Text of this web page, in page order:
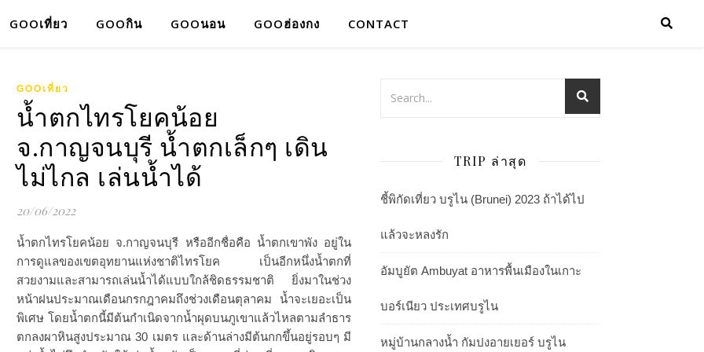
GOOเที่ยว GOOกิน GOOนอน GOOฮ่องกง CONTACT
GOOเที่ยว
น้ำตกไทรโยคน้อย
จ.กาญจนบุรี น้ำตกเล็กๆ เดิน
ไม่ไกล เล่นน้ำได้
20/06/2022
น้ำตกไทรโยคน้อย จ.กาญจนบุรี หรืออีกชื่อคือ น้ำตกเขาพัง อยู่ใน
การดูแลของเขตอุทยานแห่งชาติไทรโยค เป็นอีกหนึ่งน้ำตกที่
สวยงามและสามารถเล่นน้ำได้แบบใกล้ชิดธรรมชาติ ยิ่งมาในช่วง
หน้าฝนประมาณเดือนกรกฎาคมถึงช่วงเดือนตุลาคม น้ำจะเยอะเป็น
พิเศษ โดยน้ำตกนี้มีต้นกำเนิดจากน้ำผุดบนภูเขาแล้วไหลตามลำธาร
ตกลงผาหินสูงประมาณ 30 เมตร และด้านล่างมีต้นกกขึ้นอยู่รอบๆ มี
TRIP ล่าสุด
ชี้พิกัดเที่ยว บรูไน (Brunei) 2023 ถ้าได้ไป
แล้วจะหลงรัก
อัมบูยัต Ambuyat อาหารพื้นเมืองในเกาะ
บอร์เนียว ประเทศบรูไน
หมู่บ้านกลางน้ำ กัมปงอายเยอร์ บรูไน